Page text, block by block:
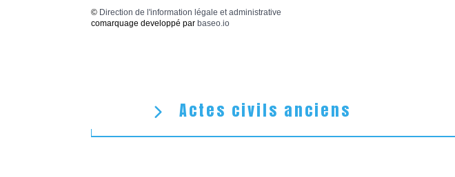
© Direction de l'information légale et administrative
comarquage developpé par baseo.io
Actes civils anciens